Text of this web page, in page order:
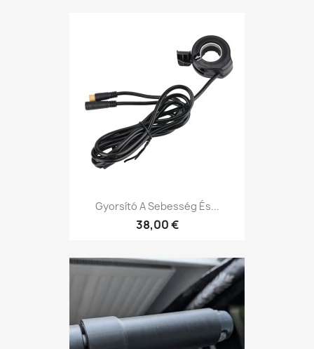
Gyorsító A Sebesség És...
38,00 €